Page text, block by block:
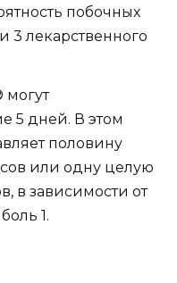
побочных
3 лекарственного
5 дней. В этом
половину
или одну целую
в зависимости от
1.